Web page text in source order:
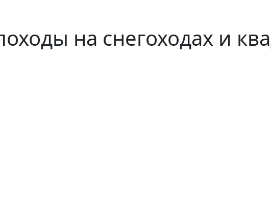
на снегоходах и